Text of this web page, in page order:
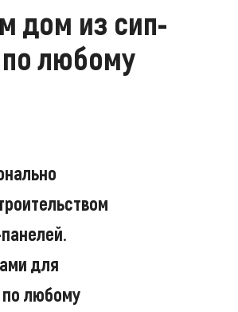
дом из сип-
любому
для
любому